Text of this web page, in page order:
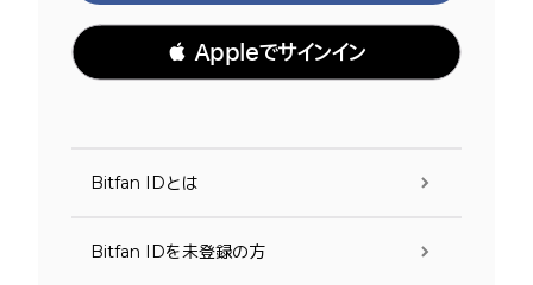
 Appleでサインイン
Bitfan IDとは
Bitfan IDを未登録の方